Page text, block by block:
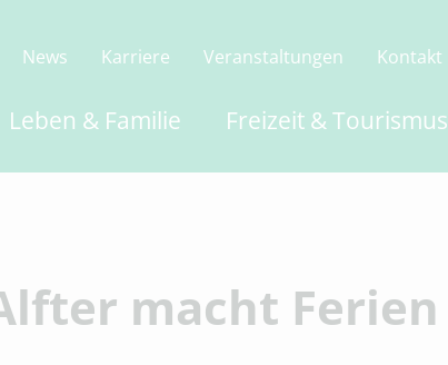
Leben & Familie Freizeit & Tourismus
News Karriere Veranstaltungen Kontakt
macht Ferien